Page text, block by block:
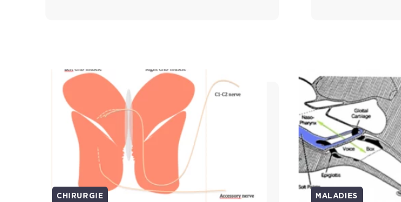
CHIRURGIE MALADIES